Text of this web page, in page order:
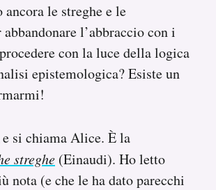
le streghe e le
l’abbraccio con i
con la luce della logica
epistemologica? Esiste un
si chiama Alice. È la
streghe (Einaudi). Ho letto
(e che le ha dato parecchi